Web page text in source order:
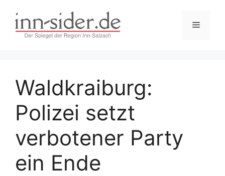
Inhalt
springen
Menü
Waldkraiburg:
Polizei setzt
verbotener Party
ein Ende